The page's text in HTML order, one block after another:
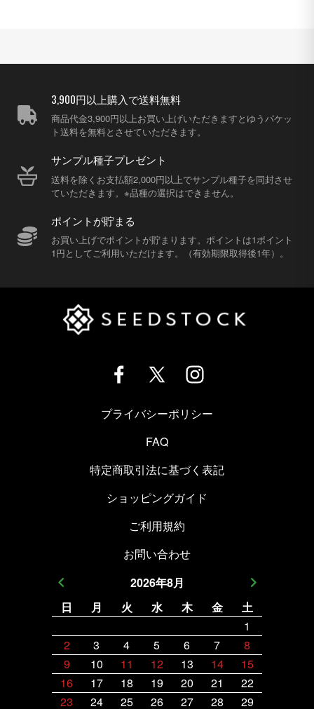
3,900円以上購入で送料無料
商品代金3,900円以上お買い上げいただきますとゆうパケッ
ト送料を無料とさせていただきます。
サンプル種子プレゼント
送料を除くお支払額2,000円以上でサンプル種子を同封させ
ていただきます。※品種の選択はできません。
ポイントが貯まる
お買い上げでポイントが貯まります。ポイントは1ポイント
1円としてご利用いただけます。（有効期限取得後1年）。
プライバシーポリシー
FAQ
特定商取引法に基づく表記
ショッピングガイド
ご利用規約
お問い合わせ
2026年8月
日
月 火 水 木 金
土
1
2
3 4 5 6 7
8
9
10 11 12 13 14
15
16
17 18 19 20 21
22
23
24 25 26 27 28 29